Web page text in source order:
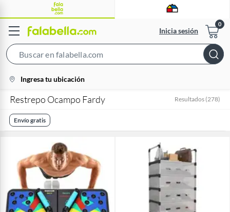
Inicia sesión
Bar
location-
icon
Ingresa tu ubicación
Restrepo Ocampo Fardy Resultados (278)
Envío gratis